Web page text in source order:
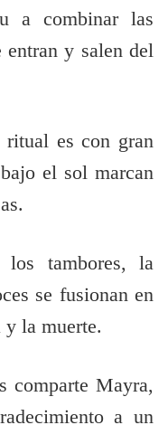
a combinar las
entran y salen del
ritual es con gran
el sol marcan
los tambores, la
se fusionan en
la muerte.
comparte Mayra,
a un